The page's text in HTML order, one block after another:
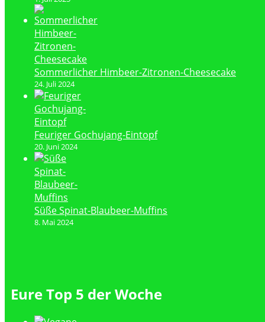
Sommerlicher Himbeer-Zitronen-Cheesecake
24. Juli 2024
Feuriger Gochujang-Eintopf
20. Juni 2024
Süße Spinat-Blaubeer-Muffins
8. Mai 2024
Eure Top 5 der Woche